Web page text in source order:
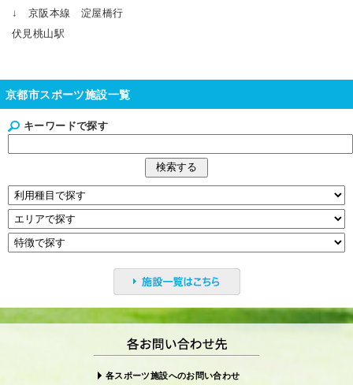
↓ 京阪本線 淀屋橋行
伏見桃山駅
京都市スポーツ施設一覧
キーワードで探す
各スポーツ施設へのお問い合わせ